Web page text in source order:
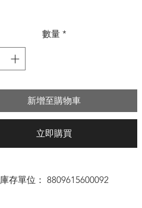
數量 *
新增至購物車
立即購買
庫存單位： 8809615600092